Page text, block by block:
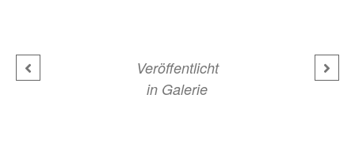
Veröffentlicht
in Galerie